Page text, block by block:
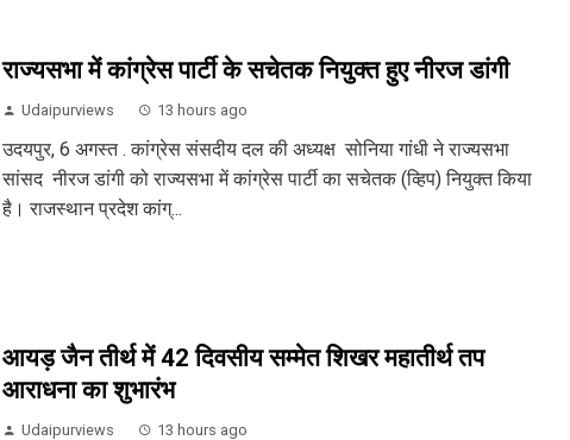
राज्यसभा में कांग्रेस पार्टी के सचेतक नियुक्त हुए नीरज डांगी
Udaipurviews 13 hours ago
उदयपुर, 6 अगस्त . कांग्रेस संसदीय दल की अध्यक्ष सोनिया गांधी ने राज्यसभा
सांसद नीरज डांगी को राज्यसभा में कांग्रेस पार्टी का सचेतक (व्हिप) नियुक्त किया
है। राजस्थान प्रदेश कांग्...
आयड़ जैन तीर्थ में 42 दिवसीय सम्मेत शिखर महातीर्थ तप
आराधना का शुभारंभ
Udaipurviews 13 hours ago